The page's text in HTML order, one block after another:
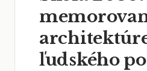
ľudského